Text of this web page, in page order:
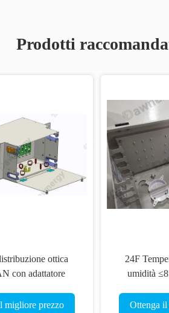
Prodotti
ottica
con adattatore
migliore prezzo
24F
umidità
Ottenga